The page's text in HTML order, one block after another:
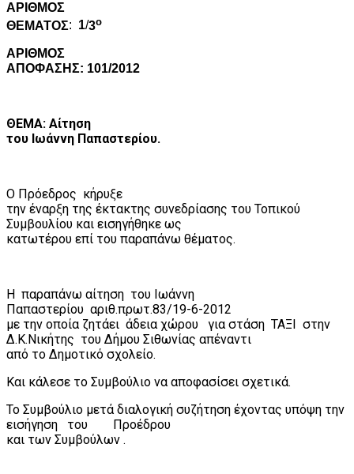
A ΡΙΘΜΟΣ
ΘΕΜΑΤΟΣ: 1/3ο
ΑΡΙΘΜΟΣ
ΑΠΟΦΑΣΗΣ: 101/2012
ΘΕΜΑ: Αίτηση
του Ιωάννη Παπαστερίου.
Ο Πρόεδρος κήρυξε
την έναρξη της έκτακτης συνεδρίασης του Τοπικού
Συμβουλίου και εισηγήθηκε ως
κατωτέρου επί του παραπάνω θέματος.
Η παραπάνω αίτηση του Ιωάννη
Παπαστερίου αριθ.πρωτ.83/19-6-2012
με την οποία ζητάει άδεια χώρου για στάση ΤΑΞΙ στην
Δ.Κ.Νικήτης του Δήμου Σιθωνίας απέναντι
από το Δημοτικό σχολείο.
Και κάλεσε το Συμβούλιο να αποφασίσει σχετικά.
Το Συμβούλιο μετά διαλογική συζήτηση έχοντας υπόψη την
εισήγηση
του
Προέδρου
και των Συμβούλων .